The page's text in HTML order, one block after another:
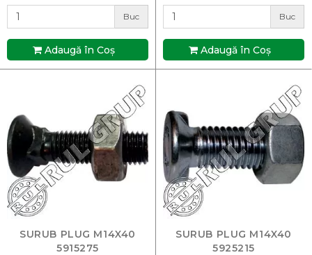
Buc
Adaugă în Coş
Buc
Adaugă în Coş
SURUB PLUG M14X40
5915275
SURUB PLUG M14X40
5925215